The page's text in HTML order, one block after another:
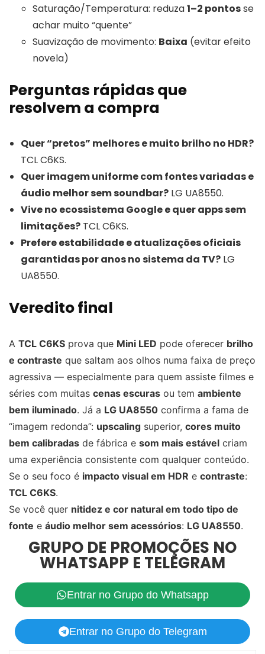
Saturação/Temperatura: reduza1–2 pontosse
achar muito “quente”
Suavização de movimento: Baixa (evitar efeito
novela)
Perguntas rápidas que
resolvem a compra
Quer “pretos” melhores e muito brilho no HDR?
TCL C6KS.
Quer imagem uniforme com fontes variadas e
áudio melhor sem soundbar? LG UA8550.
Vive no ecossistema Google e quer apps sem
limitações? TCL C6KS.
Prefere estabilidade e atualizações oficiais
garantidas por anos no sistema da TV? LG
UA8550.
Veredito final
A TCL C6KS prova que Mini LED pode oferecer brilho
e contraste que saltam aos olhos numa faixa de preço
agressiva — especialmente para quem assiste filmes e
séries com muitas cenas escuras ou tem ambiente
bem iluminado. Já a LG UA8550 confirma a fama de
“imagem redonda”: upscaling superior, cores muito
bem calibradas de fábrica e som mais estável criam
uma experiência consistente com qualquer conteúdo.
Se o seu foco é impacto visual em HDR e contraste:
TCL C6KS.
Se você quer nitidez e cor natural em todo tipo de
fonte e áudio melhor sem acessórios: LG UA8550.
GRUPO DE PROMOÇÕES NO
WHATSAPP E TELEGRAM
Entrar no Grupo do Whatsapp
Entrar no Grupo do Telegram